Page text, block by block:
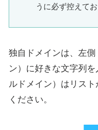
うに必ず控えてお
独自ドメインは、左
ン）に好きな文字列
ルドメイン）はリス
ください。